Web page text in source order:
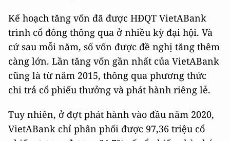
Kế hoạch tăng vốn đã được HĐQT VietABank
trình cổ đông thông qua ở nhiều kỳ đại hội. Và
cứ sau mỗi năm, số vốn được đề nghị tăng thêm
càng lớn. Lần tăng vốn gần nhất của VietABank
cũng là từ năm 2015, thông qua phương thức
chi trả cổ phiếu thưởng và phát hành riêng lẻ.
Tuy nhiên, ở đợt phát hành vào đầu năm 2020,
VietABank chỉ phân phối được 97,36 triệu cổ